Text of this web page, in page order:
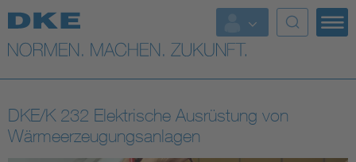
Top-Themen
VDE Fokusthemen
Digital Security
DKE/K 232 Elektrische Ausrüstung von
Wärmeerzeugungsanlagen